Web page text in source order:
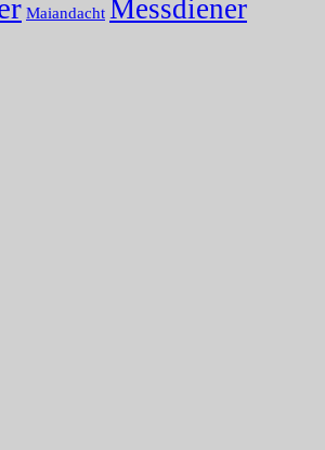
Maiandacht Messdiener